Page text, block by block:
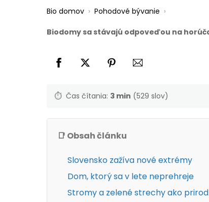
Bio domov › Pohodové bývanie ›
Biodomy sa stávajú odpoveďou na
⏱️ Čas čítania: 3 min (529 slov)
📑 Obsah článku
Slovensko zažíva nové extrémy
Dom, ktorý sa v lete neprehreje
Stromy a zelené strechy ako